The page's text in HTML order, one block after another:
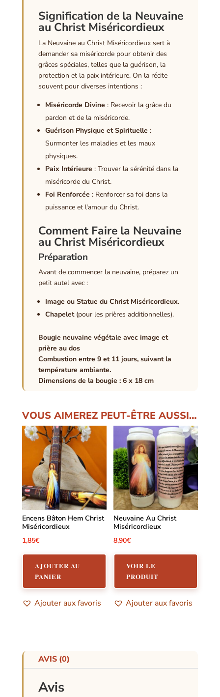
Signification de la Neuvaine
au Christ Miséricordieux
La Neuvaine au Christ Miséricordieux sert à
demander sa miséricorde pour obtenir des
grâces spéciales, telles que la guérison, la
protection et la paix intérieure. On la récite
souvent pour diverses intentions :
Miséricorde Divine : Recevoir la grâce du
pardon et de la miséricorde.
Guérison Physique et Spirituelle :
Surmonter les maladies et les maux
physiques.
Paix Intérieure : Trouver la sérénité dans la
miséricorde du Christ.
Foi Renforcée : Renforcer sa foi dans la
puissance et l'amour du Christ.
Comment Faire la Neuvaine
au Christ Miséricordieux
Préparation
Avant de commencer la neuvaine, préparez un
petit autel avec :
Image ou Statue du Christ Miséricordieux.
Chapelet(pour les prières additionnelles).
Bougie neuvaine végétale avec image et
prière au dos
Combustion entre 9 et 11 jours, suivant la
température ambiante.
Dimensions de la bougie : 6 x 18 cm
VOUS AIMEREZ PEUT-ÊTRE AUSSI…
Encens Bâton Hem Christ
Miséricordieux
1,85€
AJOUTER AU
PANIER
Ajouter aux favoris
Neuvaine Au Christ
Miséricordieux
8,90€
VOIR LE
PRODUIT
Ajouter aux favoris
AVIS (0)
Avis